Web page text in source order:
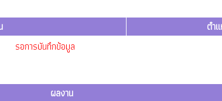
ตำ
รอการบันทึกข้อมูล
ผลงาน